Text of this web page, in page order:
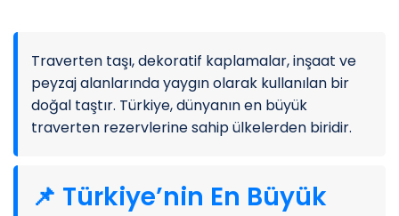
Traverten taşı, dekoratif kaplamalar, inşaat ve
peyzaj alanlarında yaygın olarak kullanılan bir
doğal taştır. Türkiye, dünyanın en büyük
traverten rezervlerine sahip ülkelerden biridir.
📌 Türkiye’nin En Büyük